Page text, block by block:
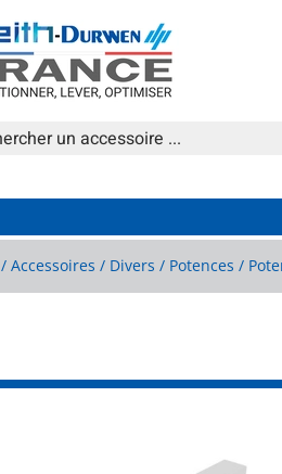
/Accessoires / Divers / Potences /